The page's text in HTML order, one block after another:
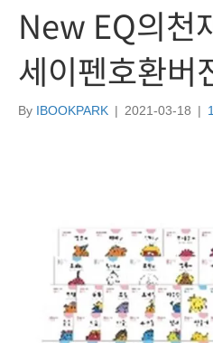
New EQ의천
세이펜호환버
By IBOOKPARK | 2021-03-18 |